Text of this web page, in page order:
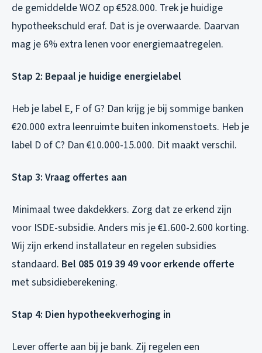
de gemiddelde WOZ op €528.000. Trek je huidige
hypotheekschuld eraf. Dat is je overwaarde. Daarvan
mag je 6% extra lenen voor energiemaatregelen.
Stap 2: Bepaal je huidige energielabel
Heb je label E, F of G? Dan krijg je bij sommige banken
€20.000 extra leenruimte buiten inkomenstoets. Heb je
label D of C? Dan €10.000-15.000. Dit maakt verschil.
Stap 3: Vraag offertes aan
Minimaal twee dakdekkers. Zorg dat ze erkend zijn
voor ISDE-subsidie. Anders mis je €1.600-2.600 korting.
Wij zijn erkend installateur en regelen subsidies
standaard. Bel 085 019 39 49 voor erkende offerte
met subsidieberekening.
Stap 4: Dien hypotheekverhoging in
Lever offerte aan bij je bank. Zij regelen een